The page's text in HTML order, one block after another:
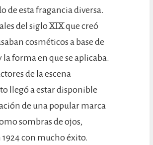
de esta fragancia diversa.
del siglo XIX que creó
cosméticos a base de
forma en que se aplicaba.
de la escena
llegó a estar disponible
de una popular marca
sombras de ojos,
con mucho éxito.